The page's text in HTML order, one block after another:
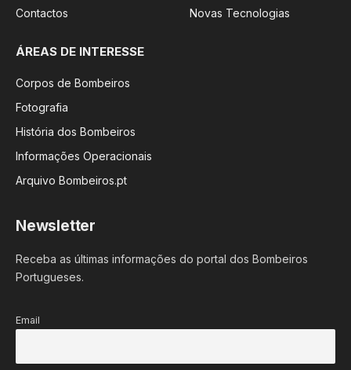
Contactos
Novas Tecnologias
ÁREAS DE INTERESSE
Corpos de Bombeiros
Fotografia
História dos Bombeiros
Informações Operacionais
Arquivo Bombeiros.pt
Newsletter
Receba as últimas informações do portal dos Bombeiros
Portugueses.
Email